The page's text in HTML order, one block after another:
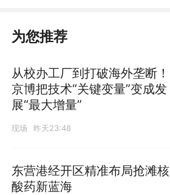
为您推荐
从校办工厂到打破海外垄断！
京博把技术“关键变量”变成发
展“最大增量”
现场 昨天23:48
东营港经开区精准布局抢滩核
酸药新蓝海